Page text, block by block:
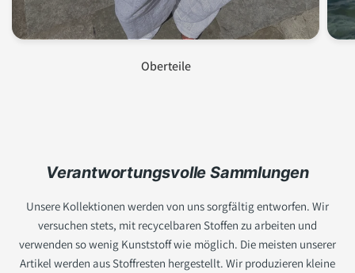
Oberteile
Verantwortungsvolle Sammlungen
Unsere Kollektionen werden von uns sorgfältig entworfen. Wir
versuchen stets, mit recycelbaren Stoffen zu arbeiten und
verwenden so wenig Kunststoff wie möglich. Die meisten unserer
Artikel werden aus Stoffresten hergestellt. Wir produzieren kleine